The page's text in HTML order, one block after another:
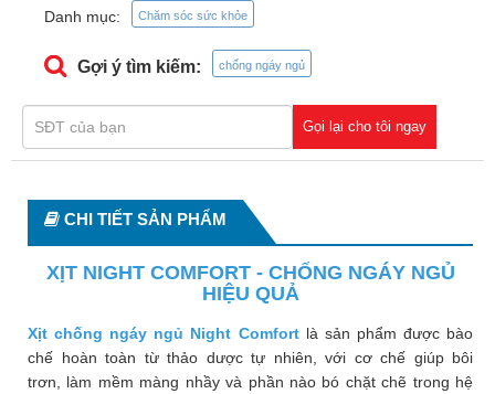
Mũi,
viêm,
Dị
Hỗ
Danh mục: Chăm sóc sức khỏe
Gợi ý tìm kiếm: chống ngáy ngủ
Gọi lại cho tôi ngay
CHI TIẾT SẢN PHẨM
XỊT NIGHT COMFORT - CHỐNG NGÁY NGỦ
HIỆU QUẢ
Xịt chống ngáy ngủ Night Comfort là sản phẩm được bào
chế hoàn toàn từ thảo dược tự nhiên, với cơ chế giúp bôi
trơn, làm mềm màng nhầy và phần nào bó chặt chẽ trong hệ